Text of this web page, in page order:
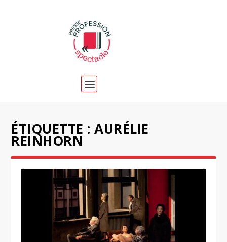
ÉTIQUETTE :AURÉLIE
REINHORN